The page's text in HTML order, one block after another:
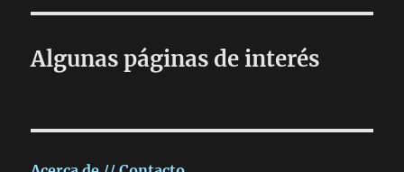
Algunas páginas de interés